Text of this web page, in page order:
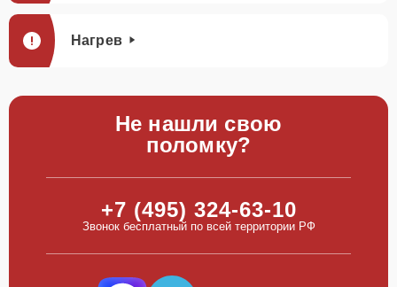
Нагрев
Не нашли свою
поломку?
+7 (495) 324-63-10
Звонок бесплатный по всей территории РФ